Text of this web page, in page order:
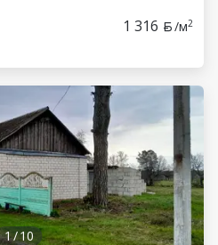
1 316 /м2
1/10